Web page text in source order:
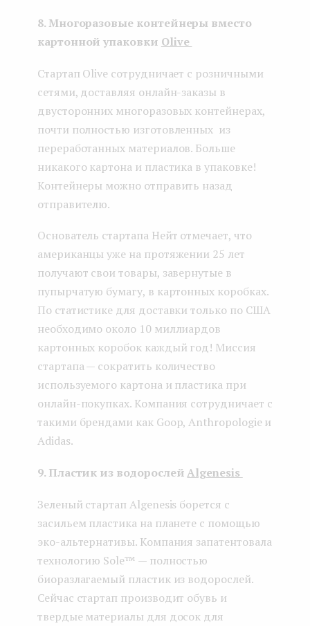
8. Многоразовые контейнеры вместо
картонной упаковки Olive
Стартап Olive сотрудничает с розничными
сетями, доставляя онлайн-заказы в
двусторонних многоразовых контейнерах,
почти полностью изготовленных из
переработанных материалов. Больше
никакого картона и пластика в упаковке!
Контейнеры можно отправить назад
отправителю.
Основатель стартапа Нейт отмечает, что
американцы уже на протяжении 25 лет
получают свои товары, завернутые в
пупырчатую бумагу, в картонных коробках.
По статистике для доставки только по США
необходимо около 10 миллиардов
картонных коробок каждый год! Миссия
стартапа — сократить количество
используемого картона и пластика при
онлайн-покупках. Компания сотрудничает с
такими брендами как Goop, Anthropologie и
Adidas.
9. Пластик из водорослейAlgenesis
Зеленый стартап Algenesis борется с
засильем пластика на планете с помощью
эко-альтернативы. Компания запатентовала
технологию Sole™ — полностью
биоразлагаемый пластик из водорослей.
Сейчас стартап производит обувь и
твердые материалы для досок для